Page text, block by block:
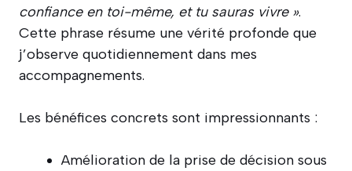
confiance en toi-même, et tu sauras vivre ».
Cette phrase résume une vérité profonde que
j’observe quotidiennement dans mes
accompagnements.
Les bénéfices concrets sont impressionnants :
Amélioration de la prise de décision sous